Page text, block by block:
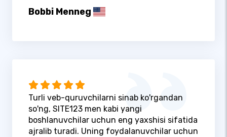
Bobbi Menneg
Turli veb-quruvchilarni sinab ko'rgandan
so'ng, SITE123 men kabi yangi
boshlanuvchilar uchun eng yaxshisi sifatida
ajralib turadi. Uning foydalanuvchilar uchun